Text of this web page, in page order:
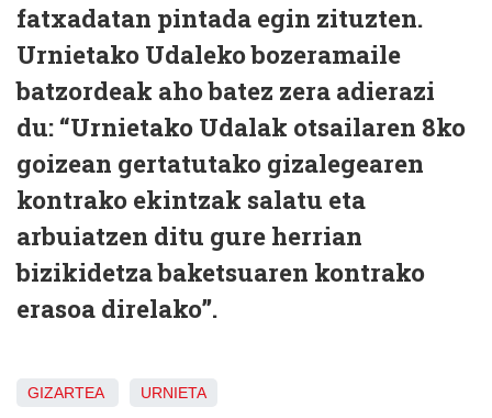
fatxadatan pintada egin zituzten.
Urnietako Udaleko bozeramaile
batzordeak aho batez zera adierazi
du: “Urnietako Udalak otsailaren 8ko
goizean gertatutako gizalegearen
kontrako ekintzak salatu eta
arbuiatzen ditu gure herrian
bizikidetza baketsuaren kontrako
erasoa direlako”.
GIZARTEA URNIETA